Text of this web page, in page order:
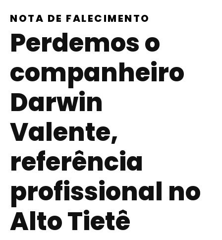
NOTA DE FALECIMENTO
Perdemos o
companheiro
Darwin
Valente,
referência
profissional no
Alto Tietê